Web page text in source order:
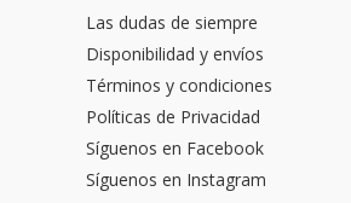
Las dudas de siempre
Disponibilidad y envíos
Términos y condiciones
Políticas de Privacidad
Síguenos en Facebook
Síguenos en Instagram